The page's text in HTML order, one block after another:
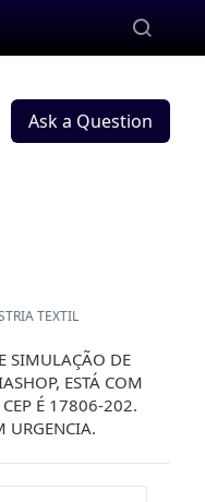
Ask a Question
TEXTIL
SIMULAÇÃO DE
ESTÁ COM
CEP É 17806-202.
URGENCIA.